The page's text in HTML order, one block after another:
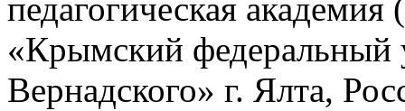
педагогическая
«Крымский федеральный
Вернадского» г. Ялта,